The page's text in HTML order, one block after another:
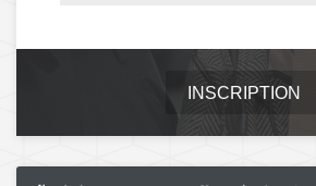
INSCRIPTION